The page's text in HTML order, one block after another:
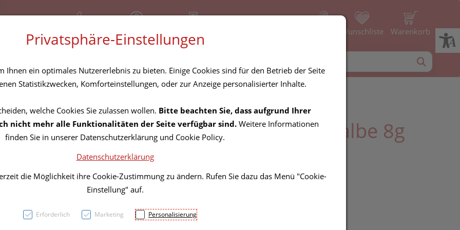
+43 (01) 3683167 Geschlossen Wunschliste Warenkorb
Herposicc Lippensalbe 8g
8,90 EUR
Privatsphäre-Einstellungen
Ihnen ein optimales Nutzererlebnis zu bieten. Einige Cookies sind für den Betrieb der Seite
Statistikzwecken, Komforteinstellungen, oder zur Anzeige personalisierter Inhalte.
welche Cookies Sie zulassen wollen. Bitte beachten Sie, dass aufgrund Ihrer
nicht mehr alle Funktionalitäten der Seite verfügbar sind. Weitere Informationen
finden Sie in unserer Datenschutzerklärung und Cookie Policy.
Datenschutzerklärung
die Möglichkeit ihre Cookie-Zustimmung zu ändern. Rufen Sie dazu das Menü "Cookie-
Einstellung" auf.
Erforderlich Marketing Personalisierung